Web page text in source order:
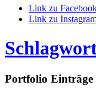
Link zu
Link zu
Portfolio Einträge